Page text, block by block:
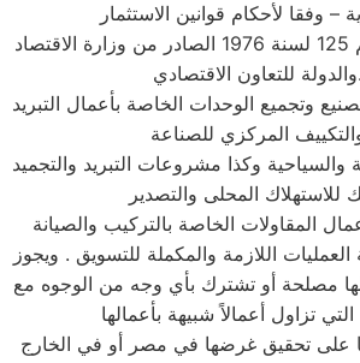
بموجب القرار رقم 125 لسنة 1976 الصادر من وزارة الاقتصاد
والدولة للتعاون الاقتصادي.
وتجميع الوحدات الخاصة بأعمال التبريد
المركزي للصناعة
والسياحية وكذا مشروعات التبريد والتجميد
للاستهلاك المحلى والتصدير
المقاولات الخاصة بالتركيب والصيانة
اللازمة والمكملة للتسويق . ويجوز
مصلحة أو تشترك بأي وجه من الوجوه مع
التي تزاول أعمالاً شبيهة بأعمالها